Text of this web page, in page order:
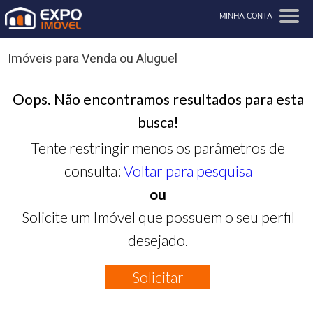
MINHA CONTA
Imóveis para Venda ou Aluguel
Oops. Não encontramos resultados para esta
busca!
Tente restringir menos os parâmetros de
consulta: Voltar para pesquisa
ou
Solicite um Imóvel que possuem o seu perfil
desejado.
Solicitar